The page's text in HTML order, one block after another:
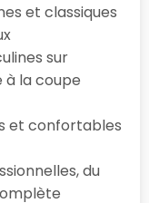
et classiques
sur
à la coupe
et confortables
du